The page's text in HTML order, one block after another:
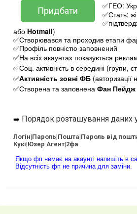
Придбати
✅ГЕО:
✅Стать:
або Hotmail)
✅Створювався та проходив етапи
✅Профіль повністю заповнений
✅На всіх акаунтах показується
✅Соц. активність в середині (групи,
✅Активність зовні ФБ(авторизації
✅Створена та заповнена Фан Пейдж
➡️ Порядок розташування даних
Логін|Пароль|Пошта|Пароль від
Кукі|Юзер Агент|2фа
Якщо фп немає на акаунті напишіть в
Відсутність фп не причина для заміни.